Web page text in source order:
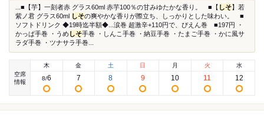
...■【芋】一刻者赤 グラス60ml 赤芋100％の甘みゆたかな香り。 ■【 しそ】若
紫ノ君 グラス60ml
しその爽やかな香りが際立ち、しっかりとした味わい。 ■
ソフトドリンク ◆19時迄半額◆...涙巻 超激辛+110円で、ぴえん巻 ■197円 ・
かっぱ手巻 ・うめ しそ手巻 ・しんこ手巻 ・納豆手巻 ・たまご手巻 ・かに風サ
ラダ手巻 ・ツナサラ手巻...
空席
情報
木
8/6
金
7
土
8
日
9
月
10
火
11
水
12